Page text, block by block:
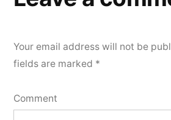
Your email address will not be
fields are marked *
Comment